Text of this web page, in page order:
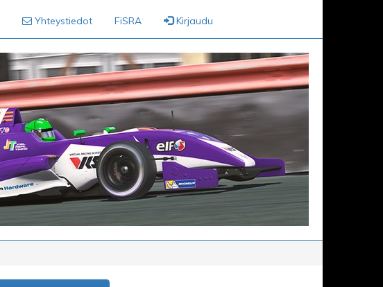
Yhteystiedot FiSRA Kirjaudu